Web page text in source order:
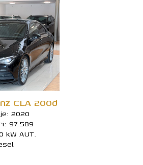
CLA 200d
2020
97.589
kW AUT.